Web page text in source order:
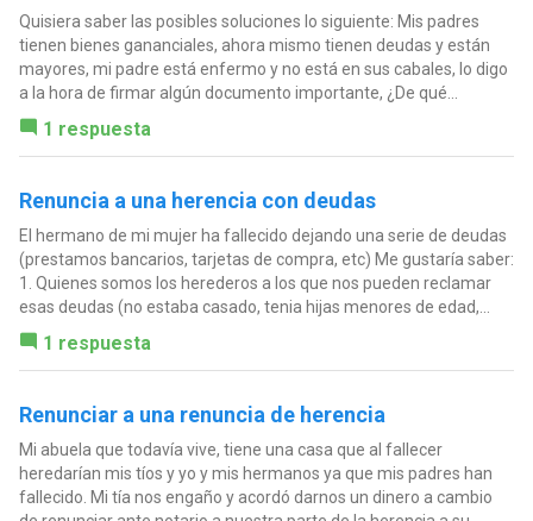
Quisiera saber las posibles soluciones lo siguiente: Mis padres
tienen bienes gananciales, ahora mismo tienen deudas y están
mayores, mi padre está enfermo y no está en sus cabales, lo digo
a la hora de firmar algún documento importante, ¿De qué...
1 respuesta
Renuncia a una herencia con deudas
El hermano de mi mujer ha fallecido dejando una serie de deudas
(prestamos bancarios, tarjetas de compra, etc) Me gustaría saber:
1. Quienes somos los herederos a los que nos pueden reclamar
esas deudas (no estaba casado, tenia hijas menores de edad,...
1 respuesta
Renunciar a una renuncia de herencia
Mi abuela que todavía vive, tiene una casa que al fallecer
heredarían mis tíos y yo y mis hermanos ya que mis padres han
fallecido. Mi tía nos engaño y acordó darnos un dinero a cambio